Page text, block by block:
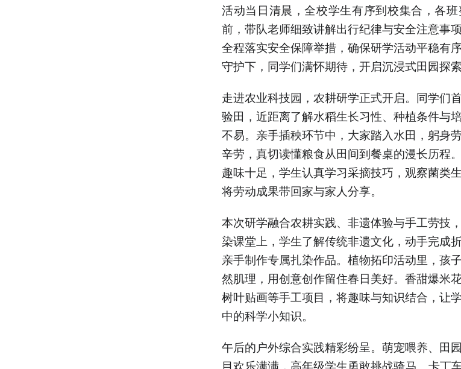
活动当日清晨，全校学生有序到校集合，各
前，带队老师细致讲解出行纪律与安全注意事
全程落实安全保障举措，确保研学活动平稳有
守护下，同学们满怀期待，开启沉浸式田园探索
走进农业科技园，农耕研学正式开启。同学们
验田，近距离了解水稻生长习性、种植条件与
不易。亲手插秧环节中，大家踏入水田，躬身
辛劳，真切读懂粮食从田间到餐桌的漫长历程
趣味十足，学生认真学习采摘技巧，观察菌类
将劳动成果带回家与家人分享。
本次研学融合农耕实践、非遗体验与手工劳技
染课堂上，学生了解传统非遗文化，动手完成
亲手制作专属扎染作品。植物拓印活动里，孩
然肌理，用创意创作留住春日美好。香甜爆米
树叶贴画等手工项目，将趣味与知识结合，让
中的科学小知识。
午后的户外综合实践精彩纷呈。萌宠喂养、田
目欢乐满满，高年级学生勇敢挑战骑马、卡丁